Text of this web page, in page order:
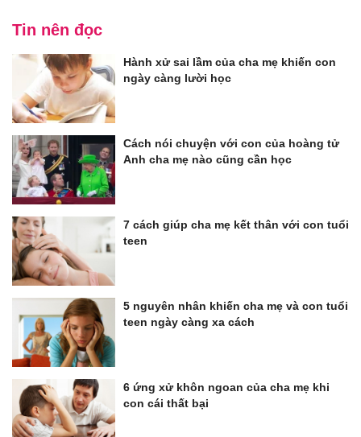
Tin nên đọc
Hành xử sai lầm của cha mẹ khiến con
ngày càng lười học
Cách nói chuyện với con của hoàng tử
Anh cha mẹ nào cũng cần học
7 cách giúp cha mẹ kết thân với con tuổi
teen
5 nguyên nhân khiến cha mẹ và con tuổi
teen ngày càng xa cách
6 ứng xử khôn ngoan của cha mẹ khi
con cái thất bại